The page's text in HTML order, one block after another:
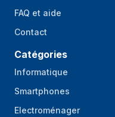
FAQ et aide
Contact
Catégories
Informatique
Smartphones
Electroménager